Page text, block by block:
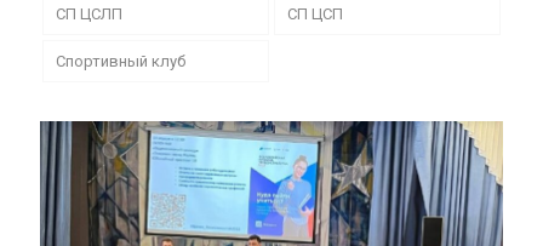
СП ЦСЛП СП ЦСП
Спортивный клуб